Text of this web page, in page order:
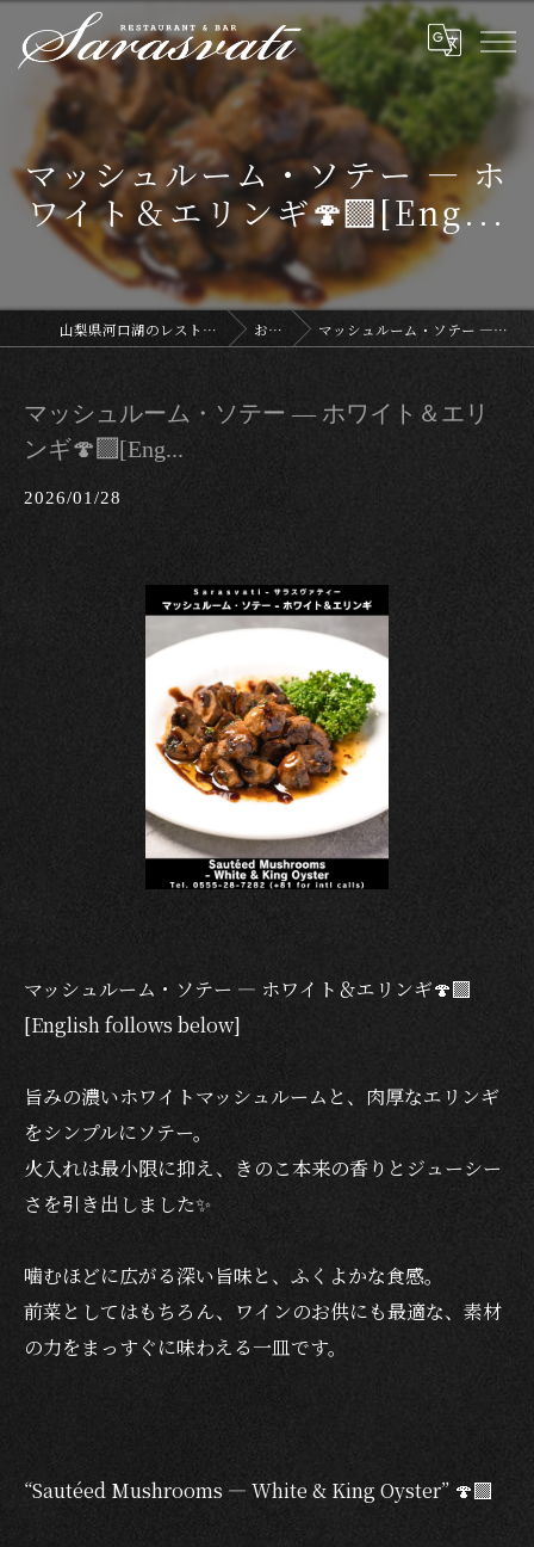
マッシュルーム・ソテー — ホ
ワイト＆エリンギ🍄‍🟫[Eng...
山梨県河口湖のレストランならサラスヴァティー お知らせ マッシュルーム・ソテー — ホワイト＆エリンギ🍄‍🟫[Eng...
マッシュルーム・ソテー — ホワイト＆エリ
ンギ🍄‍🟫[Eng...
2026/01/28
マッシュルーム・ソテー — ホワイト＆エリンギ🍄‍🟫
[English follows below]
旨みの濃いホワイトマッシュルームと、肉厚なエリンギ
をシンプルにソテー。
火入れは最小限に抑え、きのこ本来の香りとジューシー
さを引き出しました✨
噛むほどに広がる深い旨味と、ふくよかな食感。
前菜としてはもちろん、ワインのお供にも最適な、素材
の力をまっすぐに味わえる一皿です。
“Sautéed Mushrooms — White & King Oyster” 🍄‍🟫